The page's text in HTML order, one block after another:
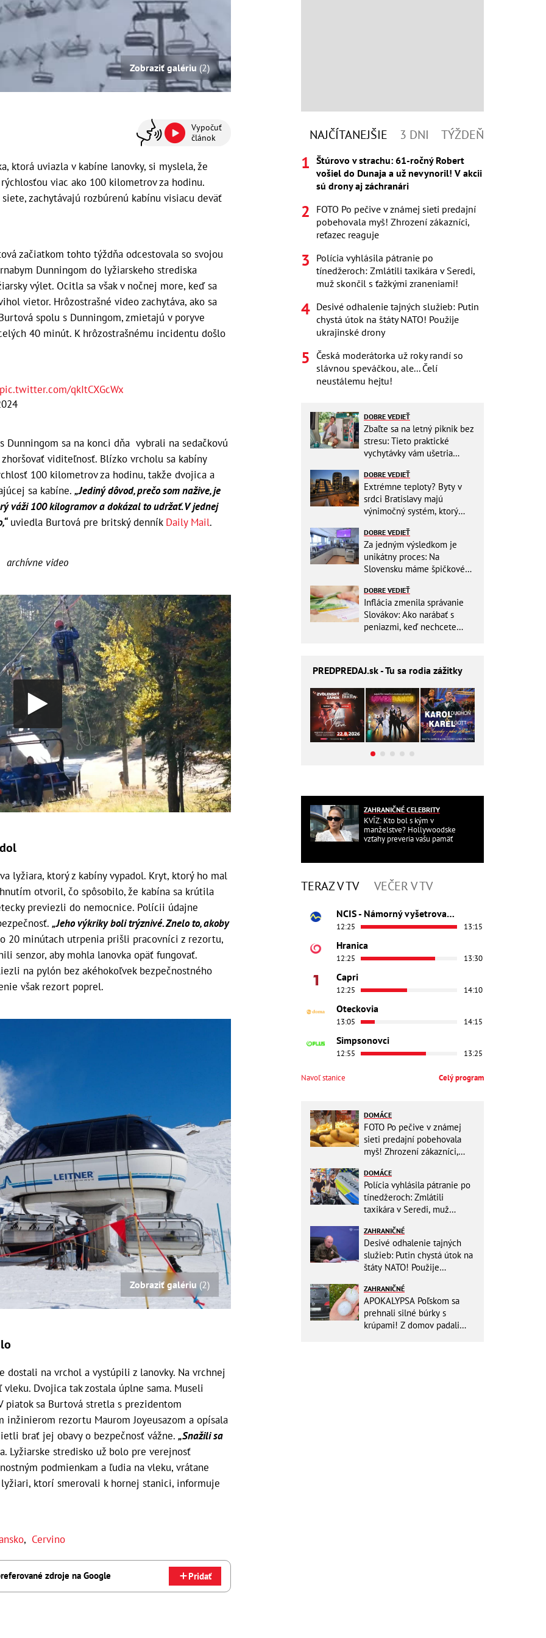
Zobraziť galériu (2)
Vypočuť
článok
ktorá uviazla v kabíne lanovky, si myslela, že
viac ako 100 kilometrov za hodinu.
zachytávajú rozbúrenú kabínu visiacu deväť
začiatkom tohto týždňa odcestovala so svojou
Dunningom do lyžiarskeho strediska
výlet. Ocitla sa však v nočnej more, keď sa
vietor. Hrôzostrašné video zachytáva, ako sa
spolu s Dunningom, zmietajú v poryve
40 minút. K hrôzostrašnému incidentu došlo
pic.twitter.com/qkItCXGcWx
Dunningom sa na konci dňa vybrali na sedačkovú
viditeľnosť. Blízko vrcholu sa kabíny
100 kilometrov za hodinu, takže dvojica a
sa kabíne. „Jediný dôvod, prečo som nažive, je
váži 100 kilogramov a dokázal to udržať. V jednej
uviedla Burtová pre britský denník Daily Mail.
archívne video
lyžiara, ktorý z kabíny vypadol. Kryt, ktorý ho mal
otvoril, čo spôsobilo, že kabína sa krútila
previezli do nemocnice. Polícii údajne
„Jeho výkriky boli trýznivé. Znelo to, akoby
20 minútach utrpenia prišli pracovníci z rezortu,
senzor, aby mohla lanovka opäť fungovať.
na pylón bez akéhokoľvek bezpečnostného
však rezort poprel.
Zobraziť galériu (2)
dostali na vrchol a vystúpili z lanovky. Na vrchnej
Dvojica tak zostala úplne sama. Museli
piatok sa Burtová stretla s prezidentom
inžinierom rezortu Maurom Joyeusazom a opísala
brať jej obavy o bezpečnosť vážne. „Snažili sa
Lyžiarske stredisko už bolo pre verejnosť
podmienkam a ľudia na vleku, vrátane
ktorí smerovali k hornej stanici, informuje
, Cervino
zdroje na Google Pridať
NAJČÍTANEJŠIE 3 DNI TÝŽDEŇ
Štúrovo v strachu: 61-ročný Robert
vošiel do Dunaja a už nevynoril! V akcii
sú drony aj záchranári
FOTO Po pečive v známej sieti predajní
pobehovala myš! Zhrození zákazníci,
reťazec reaguje
Polícia vyhlásila pátranie po
tínedžeroch: Zmlátili taxikára v Seredi,
muž skončil s ťažkými zraneniami!
Desivé odhalenie tajných služieb: Putin
chystá útok na štáty NATO! Použije
ukrajinské drony
Česká moderátorka už roky randí so
slávnou speváčkou, ale... Čelí
neustálemu hejtu!
DOBRE VEDIEŤ
Zbaľte sa na letný piknik bez
stresu: Tieto praktické
vychytávky vám ušetria
DOBRE VEDIEŤ
Extrémne teploty? Byty v
srdci Bratislavy majú
výnimočný systém, ktorý
DOBRE VEDIEŤ
Za jedným výsledkom je
unikátny proces: Na
Slovensku máme špičkové
DOBRE VEDIEŤ
Inflácia zmenila správanie
Slovákov: Ako narábať s
peniazmi, keď nechcete
PREDPREDAJ.sk - Tu sa rodia zážitky
ZAHRANIČNÉ CELEBRITY
KVÍZ: Kto bol s kým v
manželstve? Hollywoodske
vzťahy preveria vašu pamäť
TERAZ V TV VEČER V TV
NCIS - Námorný vyšetrovací úrad
12:25 13:15
Hranica
12:25 13:30
Capri
12:25 14:10
Oteckovia
13:05 14:15
Simpsonovci
12:55 13:25
Navoľ stanice Celý program
DOMÁCE
FOTO Po pečive v známej
sieti predajní pobehovala
myš! Zhrození zákazníci,
DOMÁCE
Polícia vyhlásila pátranie po
tínedžeroch: Zmlátili
taxikára v Seredi, muž
zraneniami!
ZAHRANIČNÉ
Desivé odhalenie tajných
služieb: Putin chystá útok na
štáty NATO! Použije
ZAHRANIČNÉ
APOKALYPSA Poľskom sa
prehnali silné búrky s
krúpami! Z domov padali